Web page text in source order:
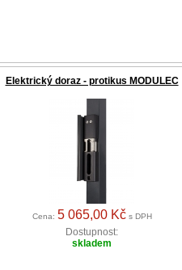
Elektrický doraz - protikus MODULEC
Cena: 5 065,00 Kčs DPH
Dostupnost:
skladem